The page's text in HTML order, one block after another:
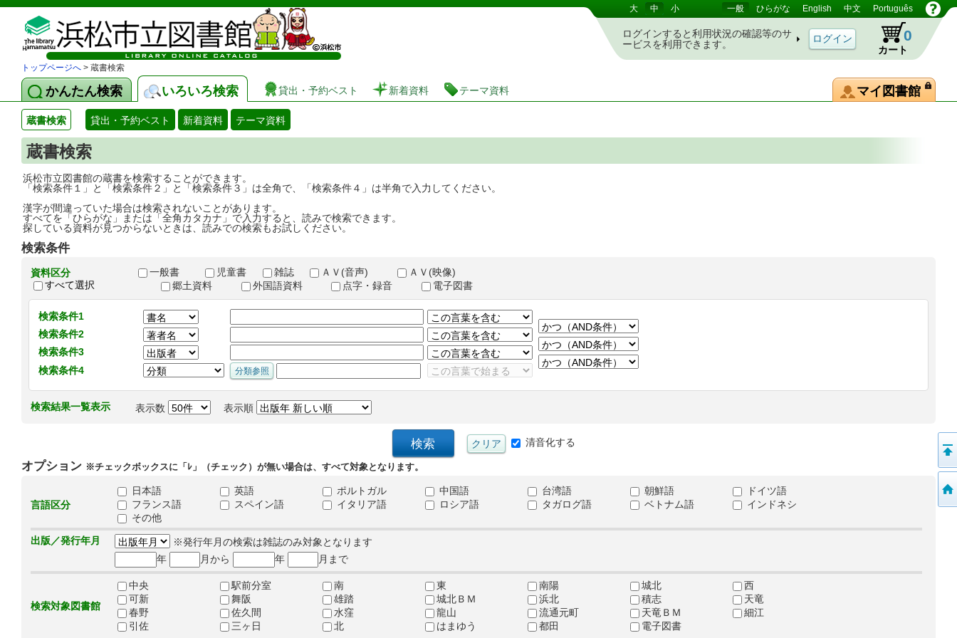
図書館 蔵書検索・予約システム 大 中 小 一般 ひらがな English 中文 Português
ログインすると利用状況の確認等のサ
ービスを利用できます。
カート
0
トップページへ > 蔵書検索
かんたん検索 いろいろ検索 貸出・予約ベスト 新着資料 テーマ資料 マイ図書館
蔵書検索 貸出・予約ベスト 新着資料 テーマ資料
蔵書検索
浜松市立図書館の蔵書を検索することができます。
「検索条件１」と「検索条件２」と「検索条件３」は全角で、「検索条件４」は半角で入力してください。
漢字が間違っていた場合は検索されないことがあります。
すべてを「ひらがな」または「全角カタカナ」で入力すると、読みで検索できます。
探している資料が見つからないときは、読みでの検索もお試しください。
検索条件
資料区分
すべて選択
一般書 児童書 雑誌 ＡＶ(音声)
ＡＶ(映像)
郷土資料
外国語資料 点字・録音 電子図書
検索条件1
検索条件2
検索条件3
検索条件4
検索結果一覧表示 表示数 表示順
清音化する
オプション ※チェックボックスに「ﾚ」（チェック）が無い場合は、すべて対象となります。
言語区分
日本語 英語 ポルトガル 中国語 台湾語 朝鮮語
ドイツ語
フランス語
スペイン語 イタリア語 ロシア語 タガログ語 ベトナム語
インドネシ
その他
出版／発行年月
※発行年月の検索は雑誌のみ対象となります
年
月から 年 月まで
検索対象図書館
中央 駅前分室 南 東 南陽 城北
西
可新
舞阪 雄踏 城北ＢＭ 浜北 積志
天竜
春野
佐久間 水窪 龍山 流通元町 天竜ＢＭ
細江
引佐
三ヶ日 北 はまゆう 都田 電子図書